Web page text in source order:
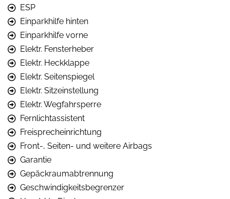
ESP
Einparkhilfe hinten
Einparkhilfe vorne
Elektr. Fensterheber
Elektr. Heckklappe
Elektr. Seitenspiegel
Elektr. Sitzeinstellung
Elektr. Wegfahrsperre
Fernlichtassistent
Freisprecheinrichtung
Front-, Seiten- und weitere Airbags
Garantie
Gepäckraumabtrennung
Geschwindigkeitsbegrenzer